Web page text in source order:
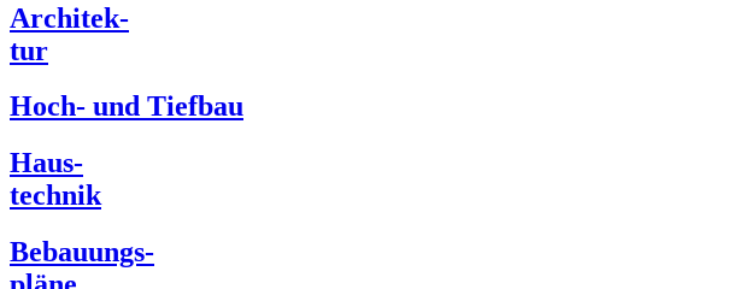
Architek-
tur
Hoch- und Tiefbau
Haus-
technik
Bebauungs-